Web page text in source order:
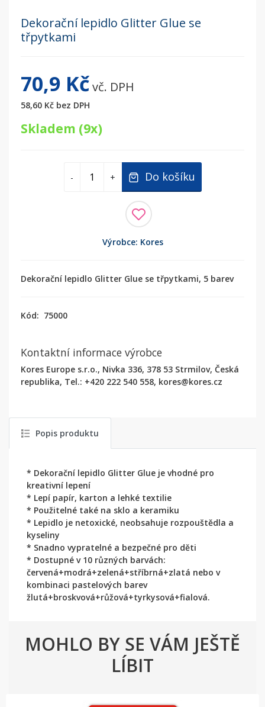
Dekorační lepidlo Glitter Glue se
třpytkami
70,9 Kčvč. DPH
58,60 Kč bez DPH
Skladem (9x)
- + Do košíku
Výrobce: Kores
Dekorační lepidlo Glitter Glue se třpytkami, 5 barev
Kód: 75000
Kontaktní informace výrobce
Kores Europe s.r.o., Nivka 336, 378 53 Strmilov, Česká
republika, Tel.: +420 222 540 558, kores@kores.cz
Popis produktu
* Dekorační lepidlo Glitter Glue je vhodné pro
kreativní lepení
* Lepí papír, karton a lehké textilie
* Použitelné také na sklo a keramiku
* Lepidlo je netoxické, neobsahuje rozpouštědla a
kyseliny
* Snadno vypratelné a bezpečné pro děti
* Dostupné v 10 různých barvách:
červená+modrá+zelená+stříbrná+zlatá nebo v
kombinaci pastelových barev
žlutá+broskvová+růžová+tyrkysová+fialová.
MOHLO BY SE VÁM JEŠTĚ
LÍBIT